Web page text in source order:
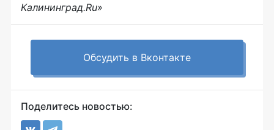
Калининград.Ru»
Обсудить в Вконтакте
Поделитесь новостью: